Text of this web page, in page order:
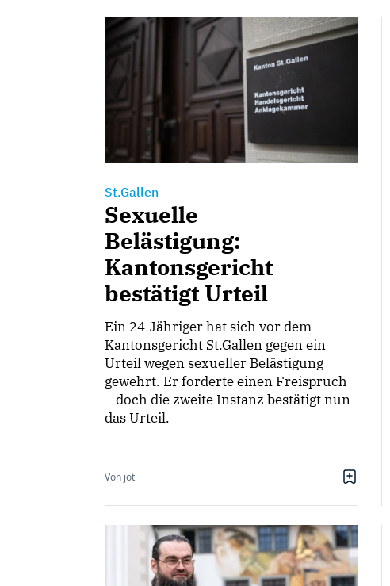
St.Gallen
Sexuelle
Belästigung:
Kantonsgericht
bestätigt Urteil
Ein 24-Jähriger hat sich vor dem
Kantonsgericht St.Gallen gegen ein
Urteil wegen sexueller Belästigung
gewehrt. Er forderte einen Freispruch
– doch die zweite Instanz bestätigt nun
das Urteil.
Von jot